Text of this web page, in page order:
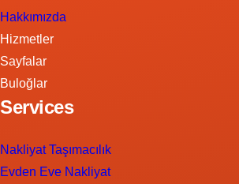
Hakkımızda
Hizmetler
Sayfalar
Buloğlar
Services
Nakliyat Taşımacılık
Evden Eve Nakliyat